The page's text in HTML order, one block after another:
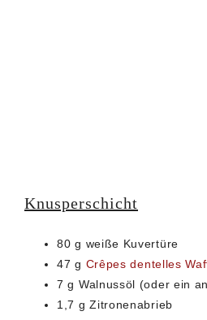
Knusperschicht
80 g weiße Kuvertüre
47 g Crêpes dentelles
7 g Walnussöl (oder ein
1,7 g Zitronenabrieb